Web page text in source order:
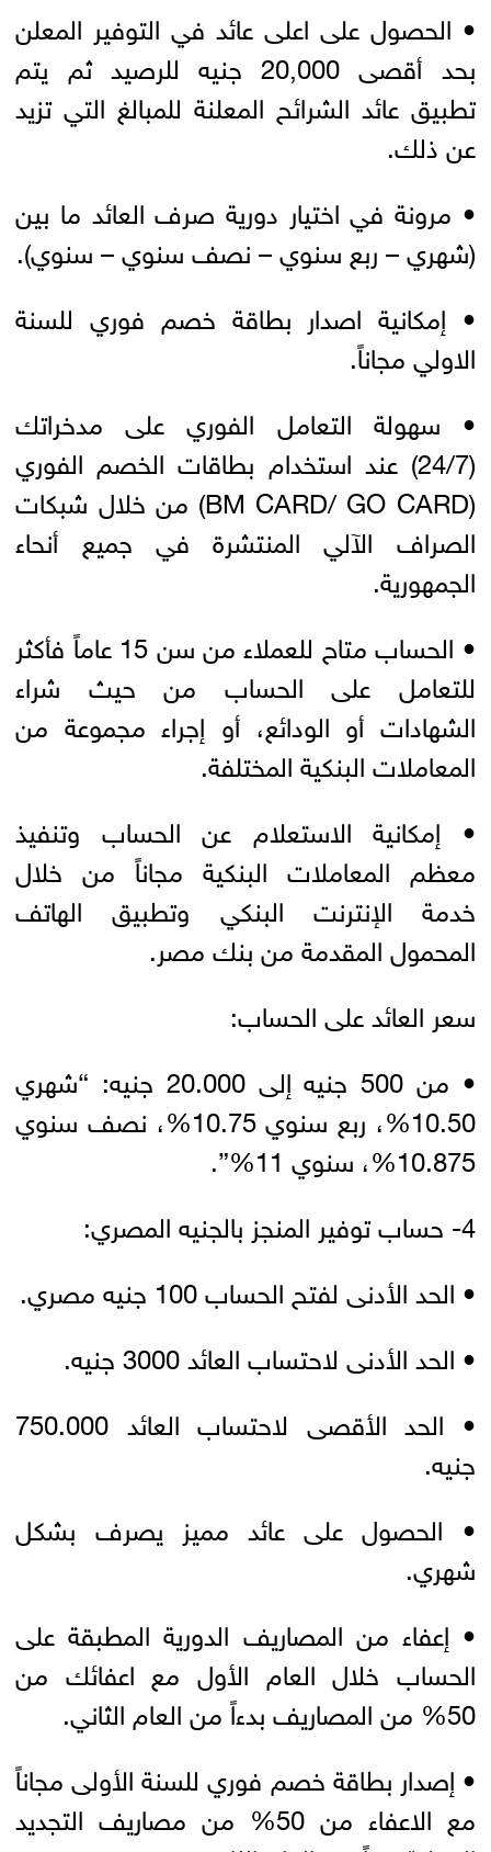
• الحصول على اعلى عائد في التوفير المعلن
بحد أقصى 20,000 جنيه للرصيد ثم يتم
تطبيق عائد الشرائح المعلنة للمبالغ التي تزيد
عن ذلك.
• مرونة في اختيار دورية صرف العائد ما بين
(شهري – ربع سنوي – نصف سنوي – سنوي).
• إمكانية اصدار بطاقة خصم فوري للسنة
الاولي مجاناً.
• سهولة التعامل الفوري على مدخراتك
(24/7) عند استخدام بطاقات الخصم الفوري
(BM CARD/ GO CARD) من خلال شبكات
الصراف الآلي المنتشرة في جميع أنحاء
الجمهورية.
• الحساب متاح للعملاء من سن 15 عاماً فأكثر
للتعامل على الحساب من حيث شراء
الشهادات أو الودائع، أو إجراء مجموعة من
المعاملات البنكية المختلفة.
• إمكانية الاستعلام عن الحساب وتنفيذ
معظم المعاملات البنكية مجاناً من خلال
خدمة الإنترنت البنكي وتطبيق الهاتف
المحمول المقدمة من بنك مصر.
سعر العائد على الحساب:
• من 500 جنيه إلى 20.000 جنيه: “شهري
10.50%، ربع سنوي 10.75%، نصف سنوي
10.875%، سنوي 11%”.
4- حساب توفير المنجز بالجنيه المصري:
• الحد الأدنى لفتح الحساب 100 جنيه مصري.
• الحد الأدنى لاحتساب العائد 3000 جنيه.
• الحد الأقصى لاحتساب العائد 750.000
جنيه.
• الحصول على عائد مميز يصرف بشكل
شهري.
• إعفاء من المصاريف الدورية المطبقة على
الحساب خلال العام الأول مع اعفائك من
50% من المصاريف بدءاً من العام الثاني.
• إصدار بطاقة خصم فوري للسنة الأولى مجاناً
مع الاعفاء من 50% من مصاريف التجديد